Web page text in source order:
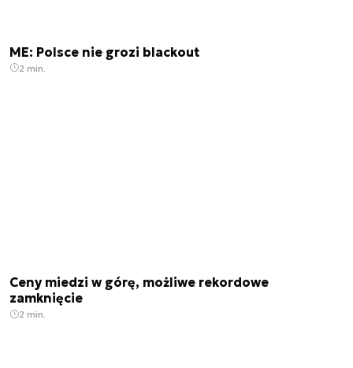
ME: Polsce nie grozi blackout
2 min.
Ceny miedzi w górę, możliwe rekordowe
zamknięcie
2 min.